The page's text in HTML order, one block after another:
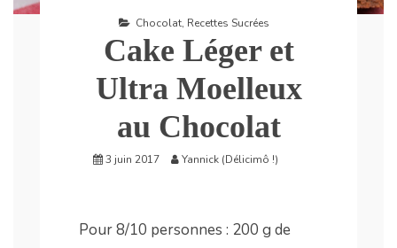
Chocolat, Recettes Sucrées
Cake Léger et
Ultra Moelleux
au Chocolat
3 juin 2017 Yannick (Délicimô !)
Pour 8/10 personnes : 200 g de